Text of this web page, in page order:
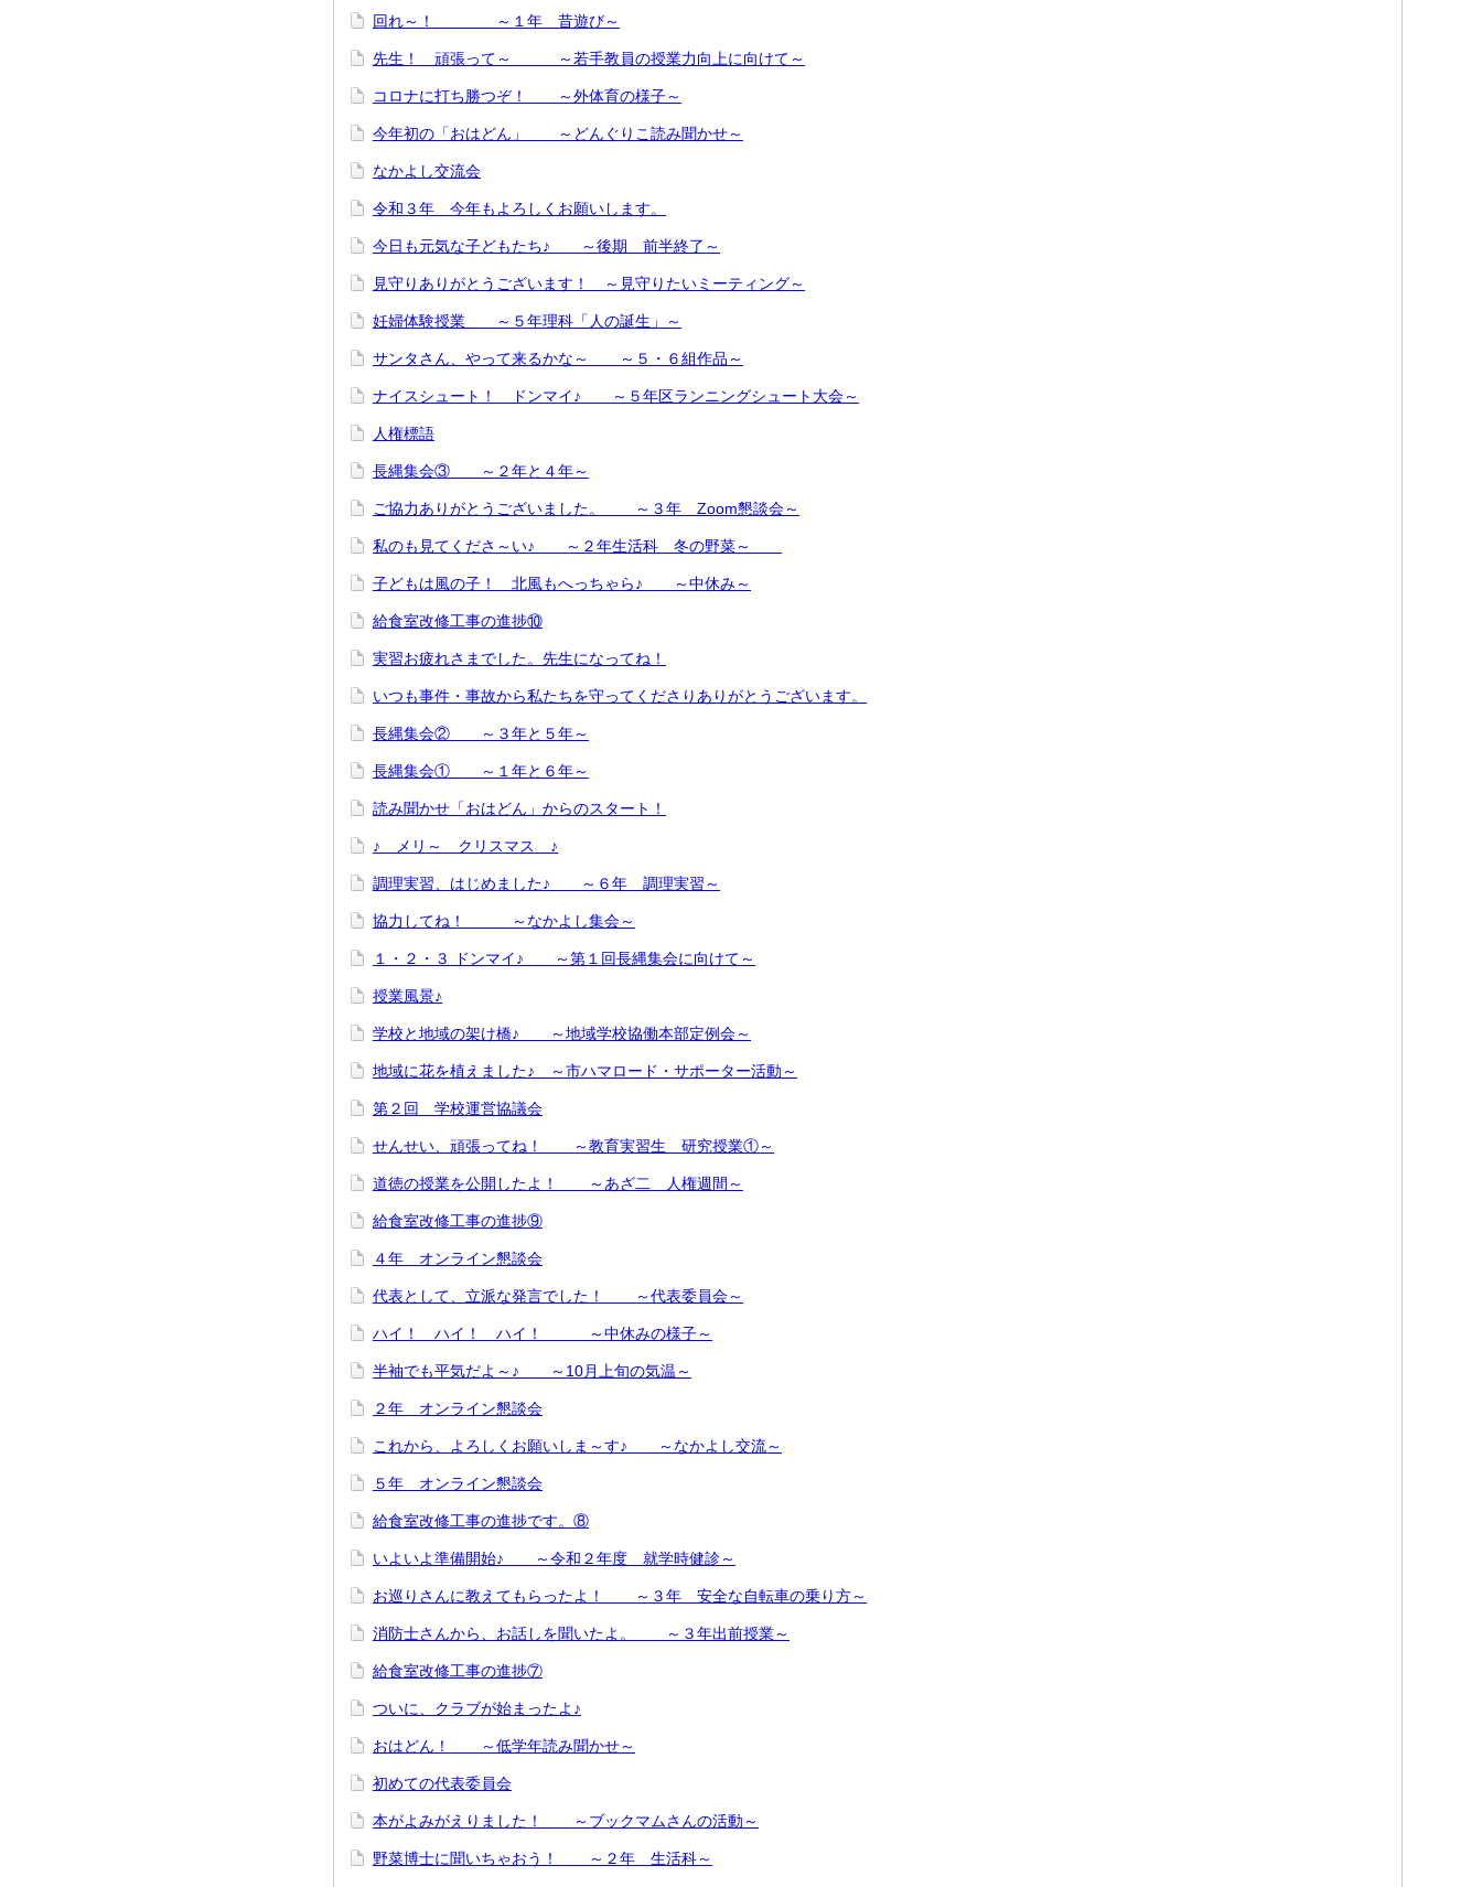
回れ～！ ～１年 昔遊び～
先生！ 頑張って～ ～若手教員の授業力向上に向けて～
コロナに打ち勝つぞ！ ～外体育の様子～
今年初の「おはどん」 ～どんぐりこ読み聞かせ～
なかよし交流会
令和３年 今年もよろしくお願いします。
今日も元気な子どもたち♪ ～後期 前半終了～
見守りありがとうございます！ ～見守りたいミーティング～
妊婦体験授業 ～５年理科「人の誕生」～
サンタさん、やって来るかな～ ～５・６組作品～
ナイスシュート！ ドンマイ♪ ～５年区ランニングシュート大会～
人権標語
長縄集会③ ～２年と４年～
ご協力ありがとうございました。 ～３年 Zoom懇談会～
私のも見てくださ～い♪ ～２年生活科 冬の野菜～
子どもは風の子！ 北風もへっちゃら♪ ～中休み～
給食室改修工事の進捗⑩
実習お疲れさまでした。先生になってね！
いつも事件・事故から私たちを守ってくださりありがとうございます。
長縄集会② ～３年と５年～
長縄集会① ～１年と６年～
読み聞かせ「おはどん」からのスタート！
♪ メリ～ クリスマス ♪
調理実習、はじめました♪ ～６年 調理実習～
協力してね！ ～なかよし集会～
１・２・３ ドンマイ♪ ～第１回長縄集会に向けて～
授業風景♪
学校と地域の架け橋♪ ～地域学校協働本部定例会～
地域に花を植えました♪ ～市ハマロード・サポーター活動～
第２回 学校運営協議会
せんせい、頑張ってね！ ～教育実習生 研究授業①～
道徳の授業を公開したよ！ ～あざ二 人権週間～
給食室改修工事の進捗⑨
４年 オンライン懇談会
代表として、立派な発言でした！ ～代表委員会～
ハイ！ ハイ！ ハイ！ ～中休みの様子～
半袖でも平気だよ～♪ ～10月上旬の気温～
２年 オンライン懇談会
これから、よろしくお願いしま～す♪ ～なかよし交流～
５年 オンライン懇談会
給食室改修工事の進捗です。⑧
いよいよ準備開始♪ ～令和２年度 就学時健診～
お巡りさんに教えてもらったよ！ ～３年 安全な自転車の乗り方～
消防士さんから、お話しを聞いたよ。 ～３年出前授業～
給食室改修工事の進捗⑦
ついに、クラブが始まったよ♪
おはどん！ ～低学年読み聞かせ～
初めての代表委員会
本がよみがえりました！ ～ブックマムさんの活動～
野菜博士に聞いちゃおう！ ～２年 生活科～